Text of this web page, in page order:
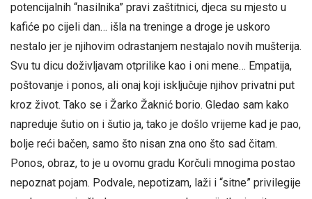
potencijalnih “nasilnika” pravi zaštitnici, djeca su mjesto u
kafiće po cijeli dan… išla na treninge a droge je uskoro
nestalo jer je njihovim odrastanjem nestajalo novih mušterija.
Svu tu dicu doživljavam otprilike kao i oni mene… Empatija,
poštovanje i ponos, ali onaj koji isključuje njihov privatni put
kroz život. Tako se i Žarko Žaknić borio. Gledao sam kako
napreduje šutio on i šutio ja, tako je došlo vrijeme kad je pao,
bolje reći bačen, samo što nisan zna ono što sad čitam.
Ponos, obraz, to je u ovomu gradu Korčuli mnogima postao
nepoznat pojam. Podvale, nepotizam, laži i “sitne” privilegije